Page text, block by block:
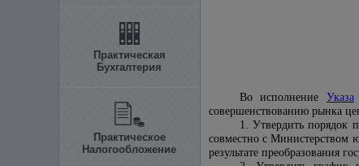
Практическая
Бухгалтерия
Практическое
Налогообложение
Во исполнение Указа
совершенствованию рынка
1. Утвердить порядок
совместно с Министерством
результате преобразования